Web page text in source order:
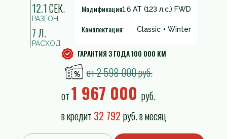
12.1СЕК.
РАЗГОН
7Л.
РАСХОД
Модификация1.6 AT (123 л.с.) FWD
Комплектация: Classic + Winter
ГАРАНТИЯ 3 ГОДА 100 000 КМ
от 2 598 000 руб.
от1 967 000 руб.
в кредит 32 792 руб. в месяц